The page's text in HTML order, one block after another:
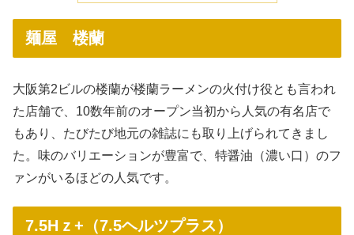
麺屋 楼蘭
大阪第2ビルの楼蘭が楼蘭ラーメンの火付け役とも言われ
た店舗で、10数年前のオープン当初から人気の有名店で
もあり、たびたび地元の雑誌にも取り上げられてきまし
た。味のバリエーションが豊富で、特醤油（濃い口）のフ
ァンがいるほどの人気です。
7.5Hｚ+（7.5ヘルツプラス）